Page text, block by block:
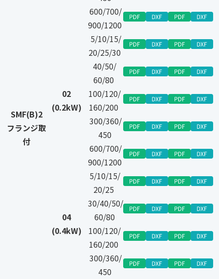
SMF(B)2
フランジ取
付
600/700/
900/1200
02
(0.2kW)
5/10/15/
20/25/30
40/50/
60/80
100/120/
160/200
300/360/
450
600/700/
900/1200
04
(0.4kW)
5/10/15/
20/25
30/40/50/
60/80
100/120/
160/200
300/360/
450